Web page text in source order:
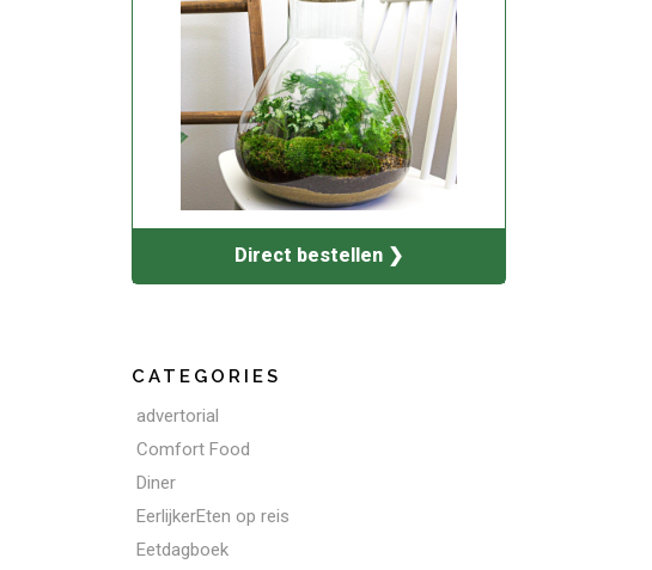
Direct bestellen ❯
CATEGORIES
advertorial
Comfort Food
Diner
EerlijkerEten op reis
Eetdagboek